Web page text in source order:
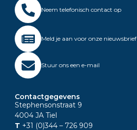
Neem telefonisch contact op
Meld je aan voor onze nieuwsbrief
Stuur ons een e-mail
Contactgegevens
Stephensonstraat 9
4004 JA Tiel
T +31 (0)344 – 726 909